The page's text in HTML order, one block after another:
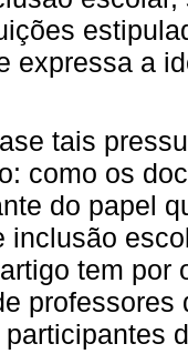
expressa a
tais
como os
do papel
inclusão
tem por